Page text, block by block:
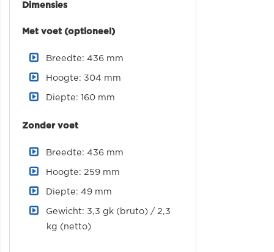
Dimensies
Met voet (optioneel)
Breedte: 436 mm
Hoogte: 304 mm
Diepte: 160 mm
Zonder voet
Breedte: 436 mm
Hoogte: 259 mm
Diepte: 49 mm
Gewicht: 3,3 gk (bruto) / 2,3
kg (netto)